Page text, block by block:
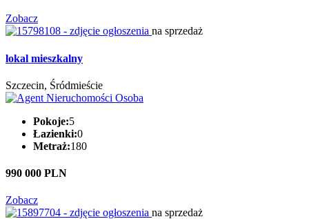
Zobacz
na sprzedaż
lokal mieszkalny
Szczecin, Śródmieście
Pokoje:5
Łazienki:0
Metraż:180
990 000 PLN
Zobacz
na sprzedaż